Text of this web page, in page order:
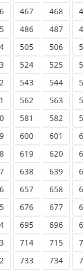
467 468
486 487
505 506
524 525
543 544
562 563
581 582
600 601
619 620
638 639
657 658
676 677
695 696
714 715
733 734